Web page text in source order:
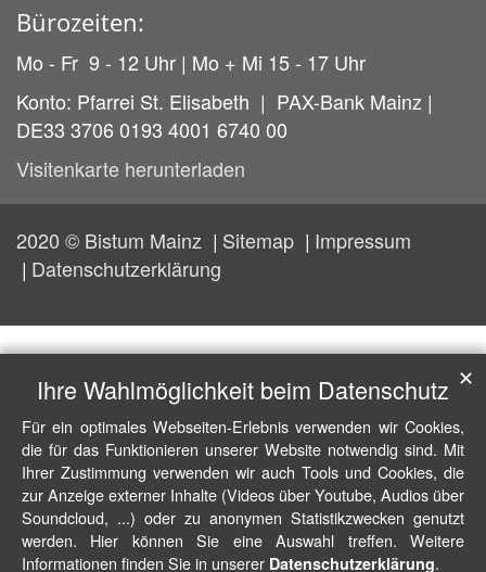
Bürozeiten:
Mo - Fr 9 - 12 Uhr | Mo + Mi 15 - 17 Uhr
Konto: Pfarrei St. Elisabeth | PAX-Bank Mainz |
DE33 3706 0193 4001 6740 00
Visitenkarte herunterladen
2020 © Bistum Mainz Sitemap
Impressum
Datenschutzerklärung
Ihre Wahlmöglichkeit beim Datenschutz
Für ein optimales Webseiten-Erlebnis verwenden wir Cookies,
die für das Funktionieren unserer Website notwendig sind. Mit
Ihrer Zustimmung verwenden wir auch Tools und Cookies, die
zur Anzeige externer Inhalte (Videos über Youtube, Audios über
Soundcloud, ...) oder zu anonymen Statistikzwecken genutzt
werden. Hier können Sie eine Auswahl treffen. Weitere
Informationen finden Sie in unserer Datenschutzerklärung.
✕